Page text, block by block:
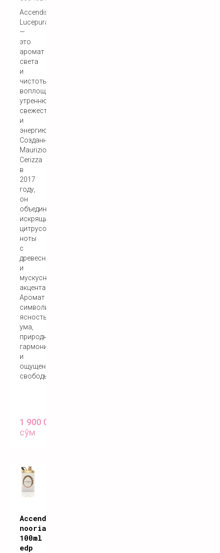
Accendis
Lucepura
—
это
аромат
света
и
чистоты,
воплощающий
утреннюю
свежесть
и
энергию.
Созданный
Maurizio
Cerizza
в
2017
году,
он
объединяет
искрящиеся
цитрусовые
ноты
с
древесными
и
мускусными
акцентами.
Аромат
символизирует
ясность
ума,
природную
гармонию
и
ощущение
свободы.
1 900 000
сўм
Accendis
nooria
100ml
edp